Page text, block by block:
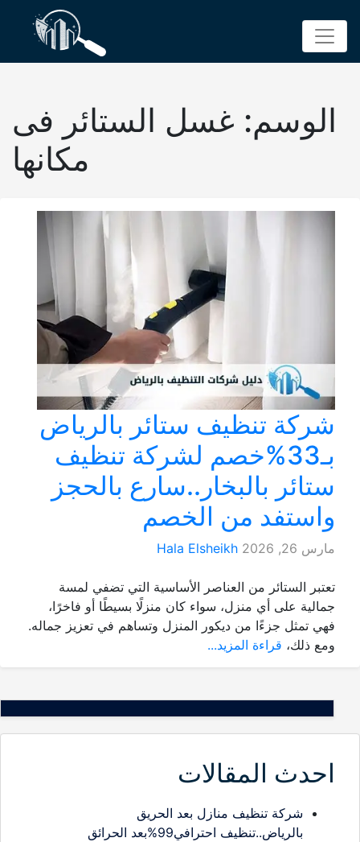
الوسم: غسل الستائر فى
مكانها
شركة تنظيف ستائر بالرياض
بـ33%خصم لشركة تنظيف
ستائر بالبخار..سارع بالحجز
واستفد من الخصم
مارس 26, 2026 Hala Elsheikh
تعتبر الستائر من العناصر الأساسية التي تضفي لمسة
جمالية على أي منزل، سواء كان منزلًا بسيطًا أو فاخرًا،
فهي تمثل جزءًا من ديكور المنزل وتساهم في تعزيز جماله.
ومع ذلك، قراءة المزيد...
احدث المقالات
شركة تنظيف منازل بعد الحريق
بالرياض..تنظيف احترافي99%بعد الحرائق